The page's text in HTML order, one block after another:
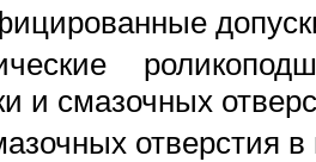
и смазочных
отверстия